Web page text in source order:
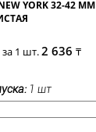
YORK 32-42 ММ
1 шт.2 636 ₸
1 шт